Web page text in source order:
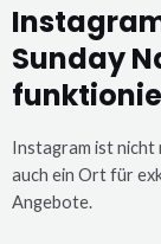
Sunday
Instagram ist
auch ein Ort für
Angebote.